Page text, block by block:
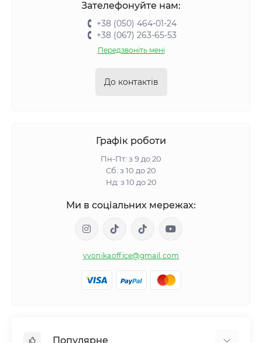
Зателефонуйте нам:
+38 (050) 464-01-24
+38 (067) 263-65-53
Передзвоніть мені
До контактів
Графік роботи
Пн-Пт: з 9 до 20
Сб: з 10 до 20
Нд: з 10 до 20
Ми в соціальних мережах:
yvonikaoffice@gmail.com
Популярне